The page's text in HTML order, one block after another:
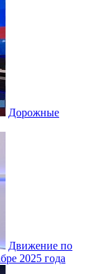
Дорожные
Движение по
2025 года